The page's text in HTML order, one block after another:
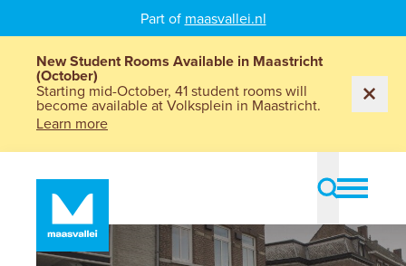
Part of maasvallei.nl
New Student Rooms Available in Maastricht
(October)
Starting mid-October, 41 student rooms will
become available at Volksplein in Maastricht.
Learn more